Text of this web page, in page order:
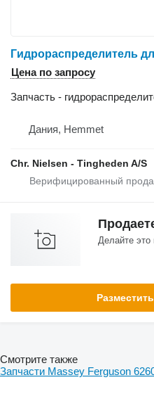
Цена по запросу
Запчасть -
Дания, Hemmet
Chr. Nielsen - Tingheden A/S
Делайте это
Смотрите также
Запчасти Massey Ferguson